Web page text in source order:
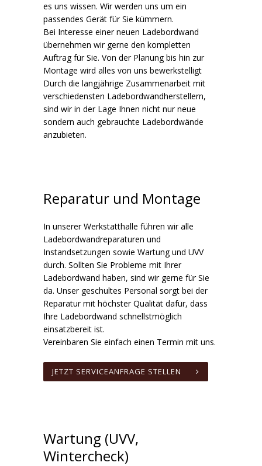
es uns wissen. Wir werden uns um ein
passendes Gerät für Sie kümmern.
Bei Interesse einer neuen Ladebordwand
übernehmen wir gerne den kompletten
Auftrag für Sie. Von der Planung bis hin zur
Montage wird alles von uns bewerkstelligt
Durch die langjährige Zusammenarbeit mit
verschiedensten Ladebordwandherstellern,
sind wir in der Lage Ihnen nicht nur neue
sondern auch gebrauchte Ladebordwände
anzubieten.
Reparatur und Montage
In unserer Werkstatthalle führen wir alle
Ladebordwandreparaturen und
Instandsetzungen sowie Wartung und UVV
durch. Sollten Sie Probleme mit Ihrer
Ladebordwand haben, sind wir gerne für Sie
da. Unser geschultes Personal sorgt bei der
Reparatur mit höchster Qualität dafür, dass
Ihre Ladebordwand schnellstmöglich
einsatzbereit ist.
Vereinbaren Sie einfach einen Termin mit uns.
JETZT SERVICEANFRAGE STELLEN
Wartung (UVV,
Wintercheck)